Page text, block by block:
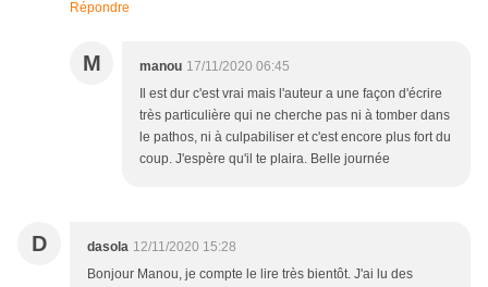
Répondre
M manou 17/11/2020 06:45
Il est dur c'est vrai mais l'auteur a une façon d'écrire
très particulière qui ne cherche pas ni à tomber dans
le pathos, ni à culpabiliser et c'est encore plus fort du
coup. J'espère qu'il te plaira. Belle journée
D dasola 12/11/2020 15:28
Bonjour Manou, je compte le lire très bientôt. J'ai lu des